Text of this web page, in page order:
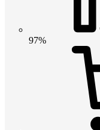
97%